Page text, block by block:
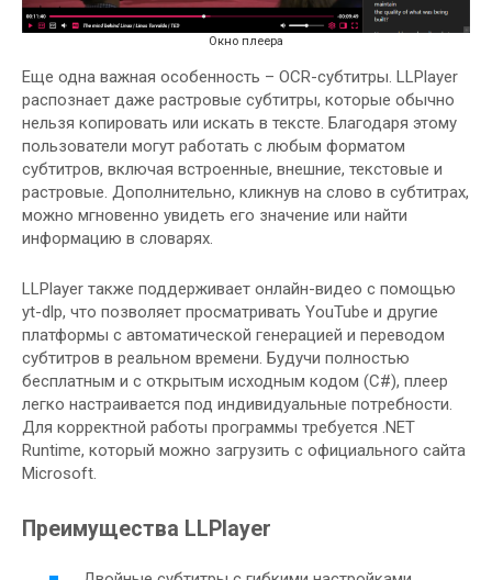
Окно плеера
Еще одна важная особенность – OCR-субтитры. LLPlayer
распознает даже растровые субтитры, которые обычно
нельзя копировать или искать в тексте. Благодаря этому
пользователи могут работать с любым форматом
субтитров, включая встроенные, внешние, текстовые и
растровые. Дополнительно, кликнув на слово в субтитрах,
можно мгновенно увидеть его значение или найти
информацию в словарях.
LLPlayer также поддерживает онлайн-видео с помощью
yt-dlp, что позволяет просматривать YouTube и другие
платформы с автоматической генерацией и переводом
субтитров в реальном времени. Будучи полностью
бесплатным и с открытым исходным кодом (C#), плеер
легко настраивается под индивидуальные потребности.
Для корректной работы программы требуется .NET
Runtime, который можно загрузить с официального сайта
Microsoft.
Преимущества LLPlayer